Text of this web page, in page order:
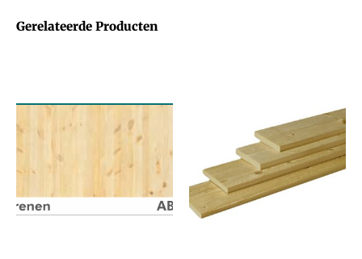
Gerelateerde Producten